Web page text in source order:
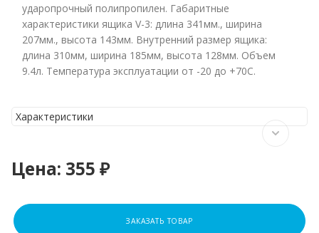
ударопрочный полипропилен. Габаритные
характеристики ящика V-3: длина 341мм., ширина
207мм., высота 143мм. Внутренний размер ящика:
длина 310мм, ширина 185мм, высота 128мм. Объем
9.4л. Температура эксплуатации от -20 до +70С.
Характеристики
Цена: 355 ₽
ЗАКАЗАТЬ ТОВАР